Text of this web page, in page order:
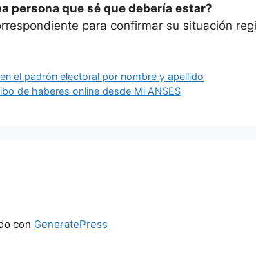
persona que sé que debería estar?
para confirmar su situación
el padrón electoral por nombre y apellido
de haberes online desde Mi ANSES
con GeneratePress